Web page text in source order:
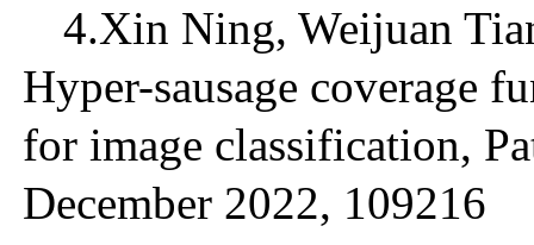
4.Xin Ning, Weijuan
Hyper-sausage coverage
for image classification,
December 2022, 109216